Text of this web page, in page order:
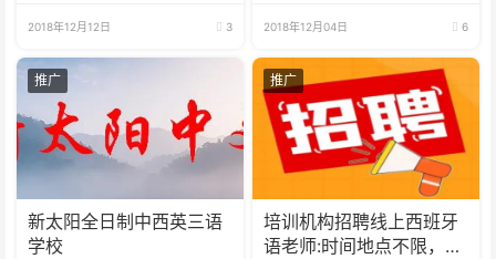
2018年12月12日 3 2018年12月04日 6
推广
新太阳全日制中西英三语
学校
推广
培训机构招聘线上西班牙
语老师:时间地点不限，可